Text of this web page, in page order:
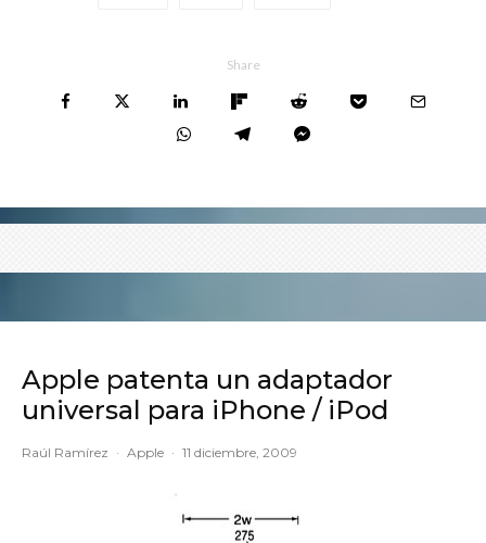
Share
Apple patenta un adaptador
universal para iPhone / iPod
Raúl Ramírez · Apple · 11 diciembre, 2009